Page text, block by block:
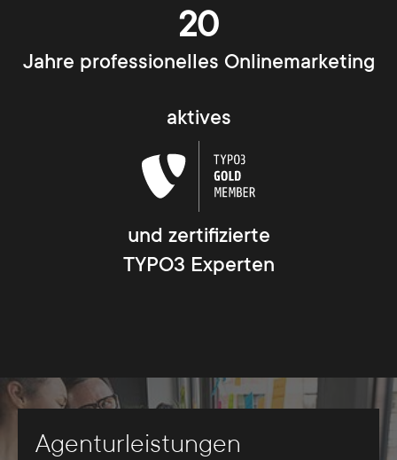
20
Jahre professionelles Onlinemarketing
aktives
und zertifizierte
TYPO3 Experten
Agenturleistungen